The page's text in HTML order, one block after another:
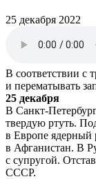
25 декабря 2022
В соответствии с
и перематывать
25 декабря
В Санкт-
твердую ртуть.
в Европе ядерный
в Афганистан. В
с супругой.
СССР.